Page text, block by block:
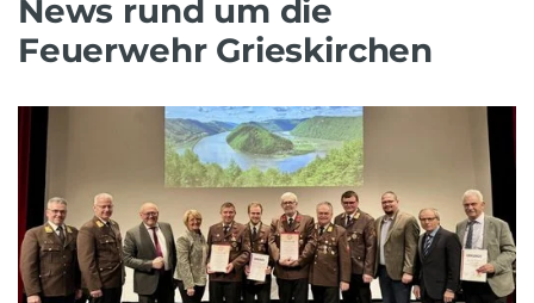
News rund um die
Feuerwehr Grieskirchen